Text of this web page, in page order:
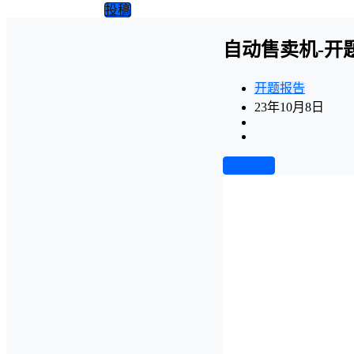
投稿
自动售卖机-开
开题报告
23年10月8日